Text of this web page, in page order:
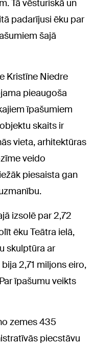
Tā vēsturiskā un
padarījusi ēku par
šajā
Kristīne Niedre
pieaugoša
īpašumiem
skaits ir
vieta, arhitektūras
veido
piesaista gan
izsolē par 2,72
ēku Teātra ielā,
skulptūra ar
2,71 miljons eiro,
īpašumu veikts
zemes 435
piecstāvu